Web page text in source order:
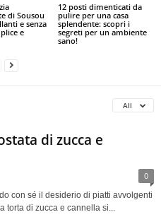
di Sousou
e senza
e
12 posti dimenticati da
pulire per una casa
splendente: scopri i
segreti per un ambiente
sano!
All
di zucca e
0
con sé il desiderio di piatti avvolgenti
torta di zucca e cannella si...